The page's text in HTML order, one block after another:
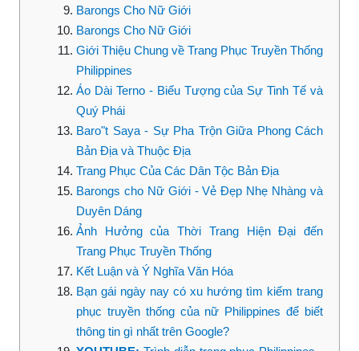
Barongs Cho Nữ Giới
Barongs Cho Nữ Giới
Giới Thiệu Chung về Trang Phục Truyền Thống
Philippines
Áo Dài Terno - Biểu Tượng của Sự Tinh Tế và
Quý Phái
Baro"t Saya - Sự Pha Trộn Giữa Phong Cách
Bản Địa và Thuộc Địa
Trang Phục Của Các Dân Tộc Bản Địa
Barongs cho Nữ Giới - Vẻ Đẹp Nhẹ Nhàng và
Duyên Dáng
Ảnh Hưởng của Thời Trang Hiện Đại đến
Trang Phục Truyền Thống
Kết Luận và Ý Nghĩa Văn Hóa
Bạn gái ngày nay có xu hướng tìm kiếm trang
phục truyền thống của nữ Philippines để biết
thông tin gì nhất trên Google?